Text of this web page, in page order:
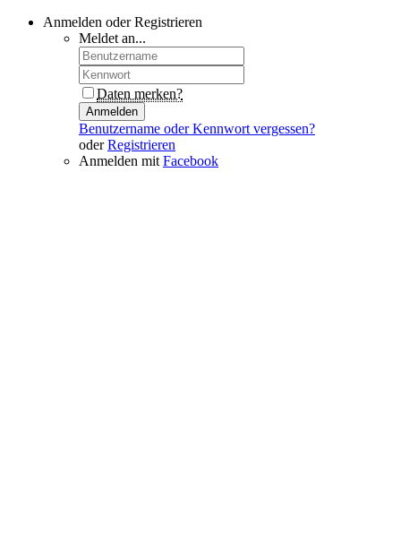
Anmelden oder Registrieren
Meldet an...
Daten merken?
Anmelden
Benutzername oder Kennwort vergessen?
oderRegistrieren
Anmelden mit Facebook